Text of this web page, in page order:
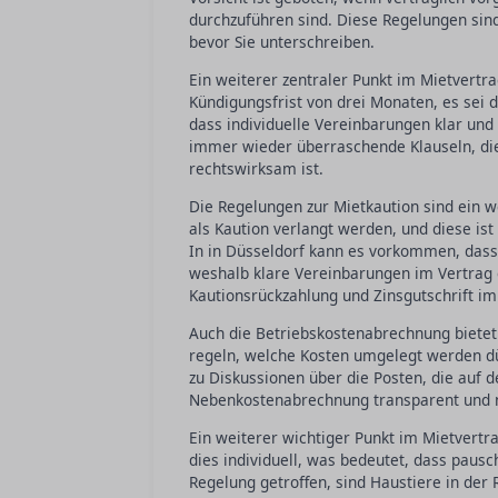
durchzuführen sind. Diese Regelungen
bevor Sie unterschreiben.
Ein weiterer zentraler Punkt im
Kündigungsfrist von drei Monaten, es sei
dass individuelle Vereinbarungen klar
immer wieder überraschende Klauseln,
rechtswirksam ist.
Die Regelungen zur Mietkaution sind
als Kaution verlangt werden, und diese
In in Düsseldorf kann es vorkommen,
weshalb klare Vereinbarungen im
Kautionsrückzahlung und Zinsgutschrift
Auch die Betriebskostenabrechnung
regeln, welche Kosten umgelegt werden
zu Diskussionen über die Posten, die auf
Nebenkostenabrechnung transparent
Ein weiterer wichtiger Punkt im
dies individuell, was bedeutet, dass
Regelung getroffen, sind Haustiere in der